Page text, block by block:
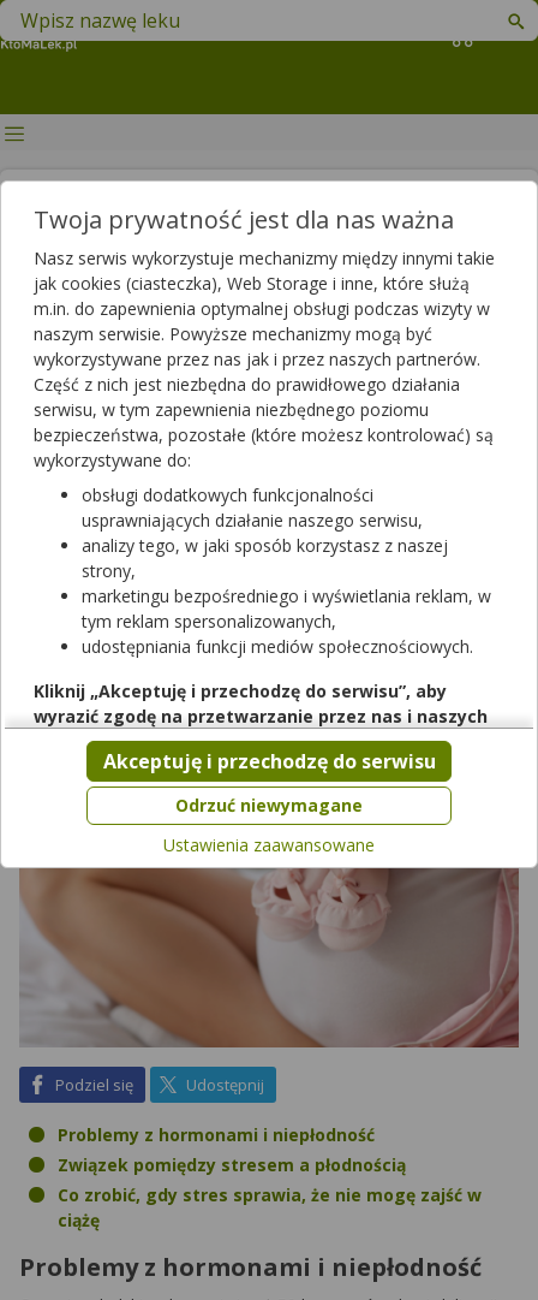
Koszyk
Znajdź lek w swojej okolicy
Hormony, stres,
przepracowanie. Najczęstsze
przyczyny problemów z
zajściem w ciążę
Artykuł sponsorowany
Publikacja: 2021-04-29 10:43 Aktualizacja: 2023-12-06 11:24
Trudności z zajściem w ciążę dotykają nawet co dziesiątą
osobę w wieku rozrodczym. Jedną z najczęstszych przyczyn
tego zjawiska jest nieprawidłowa równowaga hormonalna.
Niekorzystny wpływ na produkcję hormonów mogą mieć
czynniki genetyczne, przemęczenie czy długotrwały stres. Na
szczęście te zaburzenia da się zazwyczaj skorygować poprzez
odpowiednie leczenie lub zmianę stylu życia.
Podziel sięna FacebookUdostępnij
Artykuł rekomendowany przez:
magister farmacji Bartłomiej Łuczyński
Problemy z hormonami i niepłodność
Związek pomiędzy stresem a płodnością
Co zrobić, gdy stres sprawia, że nie mogę zajść w
ciążę
Problemy z hormonami i niepłodność
Twoja prywatność jest dla nas ważna
Nasz serwis wykorzystuje mechanizmy między innymi takie
jak cookies (ciasteczka), Web Storage i inne, które służą
m.in. do zapewnienia optymalnej obsługi podczas wizyty w
naszym serwisie. Powyższe mechanizmy mogą być
wykorzystywane przez nas jak i przez naszych partnerów.
Część z nich jest niezbędna do prawidłowego działania
serwisu, w tym zapewnienia niezbędnego poziomu
bezpieczeństwa, pozostałe (które możesz kontrolować) są
wykorzystywane do:
obsługi dodatkowych funkcjonalności
usprawniających działanie naszego serwisu,
analizy tego, w jaki sposób korzystasz z naszej
strony,
marketingu bezpośredniego i wyświetlania reklam, w
tym reklam spersonalizowanych,
udostępniania funkcji mediów społecznościowych.
Kliknij „Akceptuję i przechodzę do serwisu”, aby
wyrazić zgodę na przetwarzanie przez nas i naszych
partnerów Twoich danych w powyższych celach.
Pamiętaj, że wyrażenie zgody jest dobrowolne, a wyrażoną
zgodę możesz w każdej chwili cofnąć, możesz też wycofać
zgodę na przetwarzanie Twoich danych tylko w niektórych
celach. Jeżeli chcesz dowiedzieć się więcej lub chcesz
przeprowadzić konfigurację szczegółową, to możesz tego
dokonać za pomocą „Ustawień zaawansowanych”.
Więcej informacji na temat wykorzystywania narzędzi
zewnętrznych w naszym serwisie znajdziesz w
Regulaminie
Serwisu.
Odrzuć niewymagane
Akceptuję i przechodzę do serwisu
Ustawienia zaawansowane